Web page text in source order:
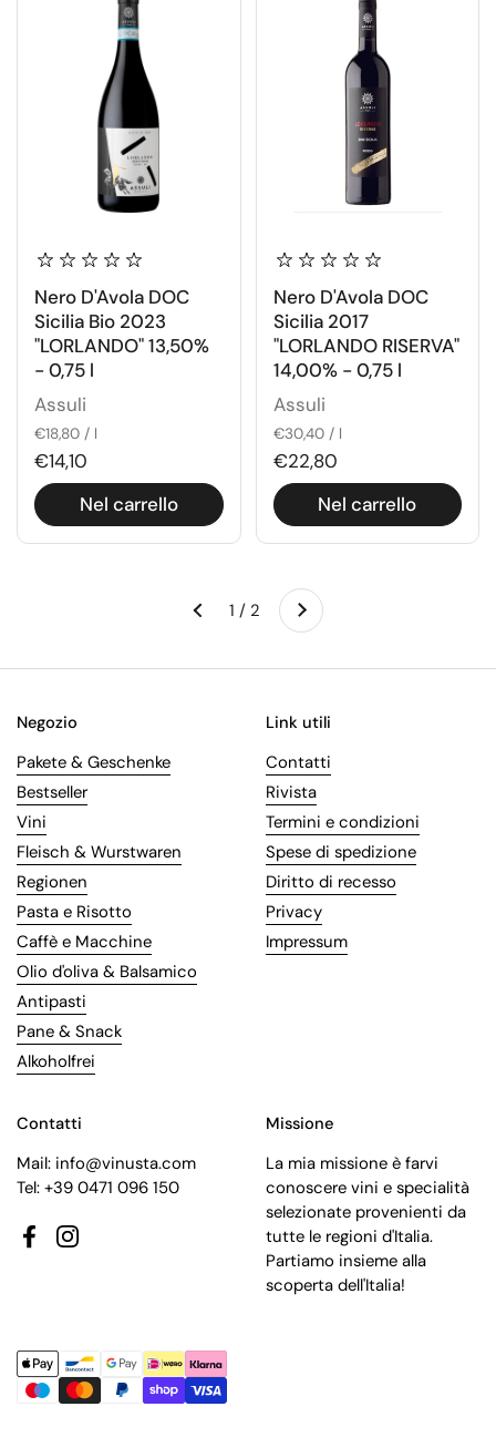
Nero D'Avola DOC
Sicilia Bio 2023
"LORLANDO" 13,50%
- 0,75 l
Assuli
€18,80 / l
€14,10
Nel carrello
Nero D'Avola DOC
Sicilia 2017
"LORLANDO RISERVA"
14,00% - 0,75 l
Assuli
€30,40 / l
€22,80
Nel carrello
Precedente 1 / 2 Successivo
Negozio
Pakete & Geschenke
Bestseller
Vini
Fleisch & Wurstwaren
Regionen
Pasta e Risotto
Caffè e Macchine
Olio d'oliva & Balsamico
Antipasti
Pane & Snack
Alkoholfrei
Link utili
Contatti
Rivista
Termini e condizioni
Spese di spedizione
Diritto di recesso
Privacy
Impressum
Contatti
Mail: info@vinusta.com
Tel: +39 0471 096 150
FacebookInstagram
Missione
La mia missione è farvi
conoscere vini e specialità
selezionate provenienti da
tutte le regioni d'Italia.
Partiamo insieme alla
scoperta dell'Italia!